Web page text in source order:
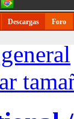
Descargas Foro